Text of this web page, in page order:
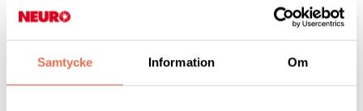
Samtycke Information Om
Britta Marakatt-Labba skildrar samisk kultur, historia och
separatutställning hittills, med verk från fem decennier – där
eposet ”Historjá” står i centrum.